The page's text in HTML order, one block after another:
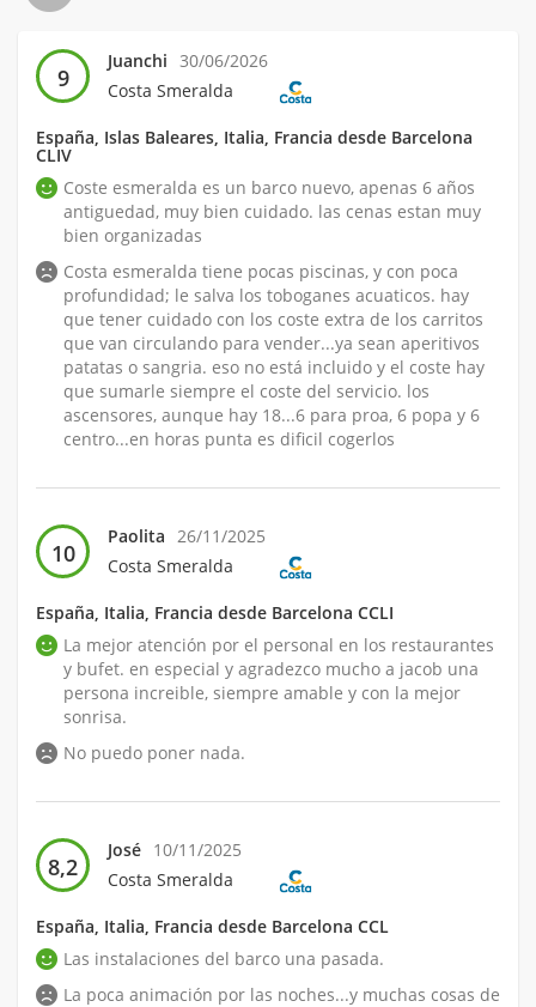
9
Juanchi 30/06/2026
Costa Smeralda
España, Islas Baleares, Italia, Francia desde Barcelona
CLIV
Coste esmeralda es un barco nuevo, apenas 6 años
antiguedad, muy bien cuidado. las cenas estan muy
bien organizadas
Costa esmeralda tiene pocas piscinas, y con poca
profundidad; le salva los toboganes acuaticos. hay
que tener cuidado con los coste extra de los carritos
que van circulando para vender...ya sean aperitivos
patatas o sangria. eso no está incluido y el coste hay
que sumarle siempre el coste del servicio. los
ascensores, aunque hay 18...6 para proa, 6 popa y 6
centro...en horas punta es dificil cogerlos
10
Paolita 26/11/2025
Costa Smeralda
España, Italia, Francia desde Barcelona CCLI
La mejor atención por el personal en los restaurantes
y bufet. en especial y agradezco mucho a jacob una
persona increible, siempre amable y con la mejor
sonrisa.
No puedo poner nada.
8,2
José 10/11/2025
Costa Smeralda
España, Italia, Francia desde Barcelona CCL
Las instalaciones del barco una pasada.
La poca animación por las noches...y muchas cosas de